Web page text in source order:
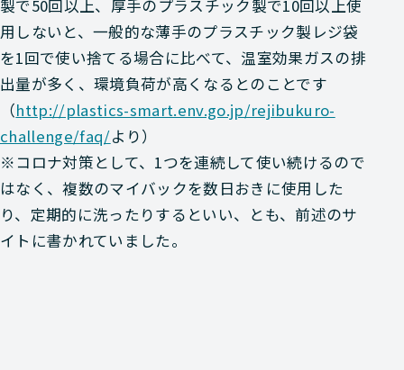
製で50回以上、厚手のプラスチック製で10回以上使
用しないと、一般的な薄手のプラスチック製レジ袋
を1回で使い捨てる場合に比べて、温室効果ガスの排
出量が多く、環境負荷が高くなるとのことです
（http://plastics-smart.env.go.jp/rejibukuro-
challenge/faq/より）
※コロナ対策として、1つを連続して使い続けるので
はなく、複数のマイバックを数日おきに使用した
り、定期的に洗ったりするといい、とも、前述のサ
イトに書かれていました。